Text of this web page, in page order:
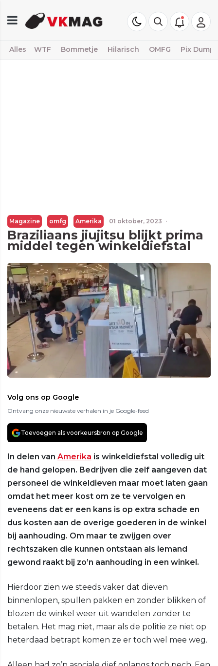
Alles WTF Bommetje Hilarisch OMFG Pix Dump
Magazine omfg Amerika 01 oktober, 2023 ·
Braziliaans jiujitsu blijkt prima
middel tegen winkeldiefstal
Volg ons op Google
Ontvang onze nieuwste verhalen in je Google-feed
Toevoegen als voorkeursbron op Google
In delen van Amerika is winkeldiefstal volledig uit
de hand gelopen. Bedrijven die zelf aangeven dat
personeel de winkeldieven maar moet laten gaan
omdat het meer kost om ze te vervolgen en
eveneens dat er een kans is op extra schade en
dus kosten aan de overige goederen in de winkel
bij aanhouding. Om maar te zwijgen over
rechtszaken die kunnen ontstaan als iemand
gewond raakt bij zo’n aanhouding in een winkel.
Hierdoor zien we steeds vaker dat dieven
binnenlopen, spullen pakken en zonder blikken of
blozen de winkel weer uit wandelen zonder te
betalen. Het mag niet, maar als de politie ze niet op
heterdaad betrapt komen ze er toch wel mee weg.